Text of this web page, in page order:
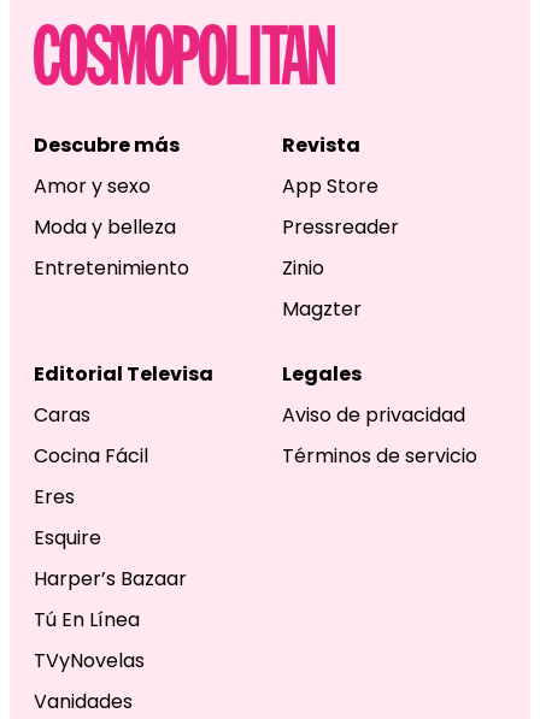
Descubre más
Amor y sexo
Moda y belleza
Entretenimiento
Revista
App Store
Pressreader
Zinio
Magzter
Editorial Televisa
Caras
Cocina Fácil
Eres
Esquire
Harper’s Bazaar
Tú En Línea
TVyNovelas
Vanidades
Legales
Aviso de privacidad
Términos de servicio